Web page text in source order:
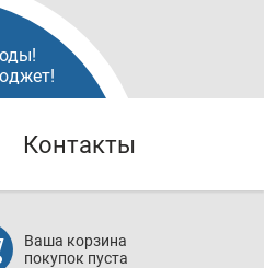
Контакты
Ваша корзина
покупок пуста